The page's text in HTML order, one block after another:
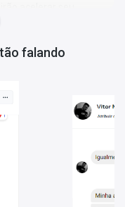
acelerar seu
do que é mais
da Educação do
cada matéria e com
para sua
da sua prova;
para facilitar seu
(abaixo mais
falando